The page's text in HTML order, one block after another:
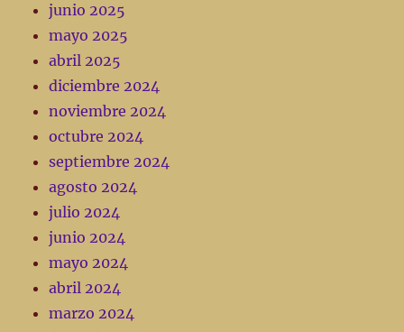
junio 2025
mayo 2025
abril 2025
diciembre 2024
noviembre 2024
octubre 2024
septiembre 2024
agosto 2024
julio 2024
junio 2024
mayo 2024
abril 2024
marzo 2024